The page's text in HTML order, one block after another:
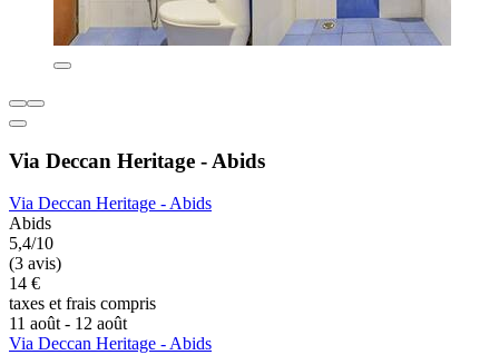
Via Deccan Heritage - Abids
Via Deccan Heritage - Abids
Abids
5,4/10
(3 avis)
14 €
taxes et frais compris
11 août - 12 août
Via Deccan Heritage - Abids